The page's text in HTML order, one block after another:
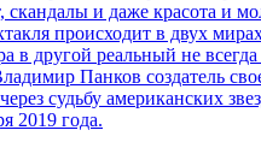
и даже красота и
происходит в двух
другой реальный не
Панков создатель
судьбу американских
2019 года.